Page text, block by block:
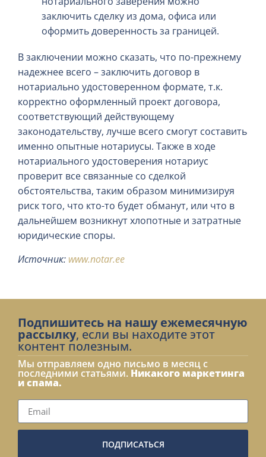
заключить сделку из дома, офиса или
оформить доверенность за границей.
В заключении можно сказать, что по-прежнему
надежнее всего – заключить договор в
нотариально удостоверенном формате, т.к.
корректно оформленный проект договора,
соответствующий действующему
законодательству, лучше всего смогут составить
именно опытные нотариусы. Также в ходе
нотариального удостоверения нотариус
проверит все связанные со сделкой
обстоятельства, таким образом минимизируя
риск того, что кто-то будет обманут, или что в
дальнейшем возникнут хлопотные и затратные
юридические споры.
Источник: www.notar.ee
Подпишитесь на нашу ежемесячную
рассылку, если вы находите этот
контент полезным.
Мы отправляем одно письмо в месяц с
последними статьями. Никакого маркетинга
и спама.
ПОДПИСАТЬСЯ